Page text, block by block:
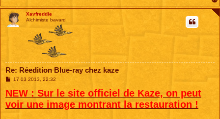
Xavfreddie
Alchimiste bavard
Re: Réedition Blue-ray chez kaze
M
s
s
a
g
17 03 2013, 22:32
NEW : Sur le site officiel de Kaze, on peut
voir une image montrant la restauration !